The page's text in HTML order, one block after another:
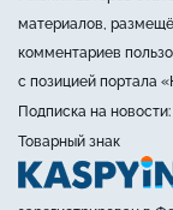
материалов,
комментариев
с позицией портала
Подписка на новости:
Товарный знак